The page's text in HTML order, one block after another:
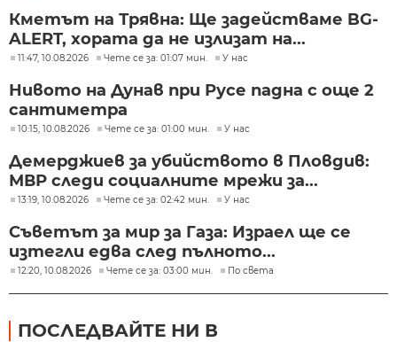
Кметът на Трявна: Ще задействаме BG-
ALERT, хората да не излизат на...
11:47, 10.08.2026 Чете се за: 01:07 мин. У нас
Нивото на Дунав при Русе падна с още 2
сантиметра
10:15, 10.08.2026 Чете се за: 01:00 мин. У нас
Демерджиев за убийството в Пловдив:
МВР следи социалните мрежи за...
13:19, 10.08.2026 Чете се за: 02:42 мин. У нас
Съветът за мир за Газа: Израел ще се
изтегли едва след пълното...
12:20, 10.08.2026 Чете се за: 03:00 мин. По света
ПОСЛЕДВАЙТЕ НИ В